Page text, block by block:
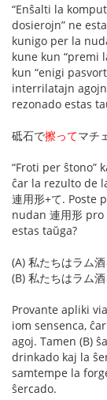
“Enŝalti la
dosierojn” ne
kunigo per la
kune kun “premi
kun “enigi
interrilatajn
rezonado estas
砥石で擦ってマチ
“Froti per ŝtono”
ĉar la rezulto de
連用形+て. Poste
nudan 連用形
estas taŭga?
(A) 私たちはラム
(B) 私たちはラム
Provante apliki
iom sensenca,
agoj. Tamen (B)
drinkado kaj la
samtempe la
ŝercado.